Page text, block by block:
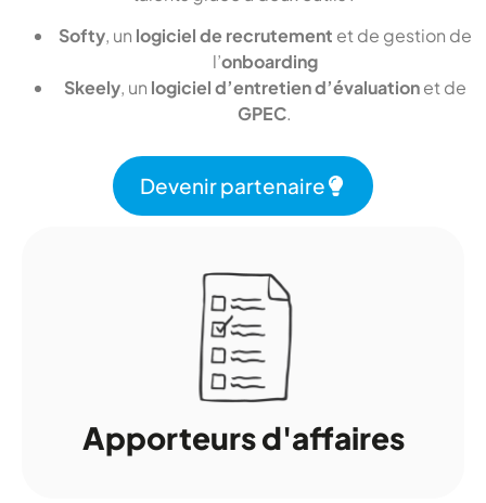
Apporteurs d'affaires
Softy, un logiciel de recrutement et de gestion de
l’onboarding
Skeely, un logiciel d’entretien d’évaluationet de
GPEC.
Devenir partenaire